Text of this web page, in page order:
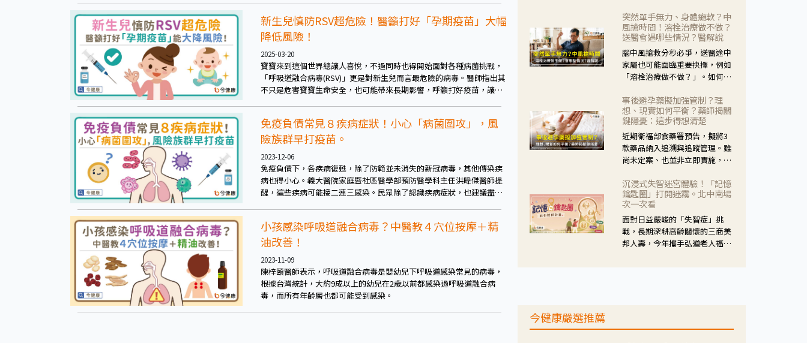
新生兒慎防RSV超危險！醫籲打好「孕期疫苗」大幅
降低風險！
2025-03-20
寶寶來到這個世界總讓人喜悅，不過同時也得開始面對各種病菌挑戰，
「呼吸道融合病毒(RSV)」更是對新生兒而言最危險的病毒。醫師指出其
不只是危害寶寶生命安全，也可能帶來長期影響，呼籲打好疫苗，讓寶
免疫負債常見８疾病症狀！小心「病菌圍攻」，風
險族群早打疫苗。
2023-12-06
免疫負債下，各疾病復甦，除了防範並未消失的新冠病毒，其他傳染疾
病也得小心。義大醫院家庭暨社區醫學部預防醫學科主任洪暐傑醫師提
醒，這些疾病可能接二連三感染。民眾除了認識疾病症狀，也建議盡早
小孩感染呼吸道融合病毒？中醫教４穴位按摩＋精
油改善！
2023-11-09
陳梓頤醫師表示，呼吸道融合病毒是嬰幼兒下呼吸道感染常見的病毒，
根據台灣統計，大約9成以上的幼兒在2歲以前都感染過呼吸道融合病
毒，而所有年齡層也都可能受到感染。
在重要。社團法人台灣自我照護
產業協會 提出「非處方藥正確使
用」與「藥師給力」，鼓勵民眾
建立安全且正確的自我照護習
慣。
突然單手無力、身體癱軟？中
風搶時間！溶栓治療做不做？
送醫會遇哪些情況？醫解說
腦中風搶救分秒必爭，送醫途中
家屬也可能面臨重要抉擇，例如
「溶栓治療做不做？」。如何搶
會理事長陳龍醫師解說！
事後避孕藥擬加強管制？理
想、現實如何平衡？藥師揭關
鍵隱憂：這步得想清楚
近期衛福部食藥署預告，擬將3
款藥品納入追溯與追蹤管理。雖
尚未定案、也並非立即實施，不
人杰藥師表示，這三款藥物目
的、作用、風險各有不同，管制
與否所帶來的後許影響也不同，
可先了解其特性。
沉浸式失智迷宮體驗！「記憶
鑰匙圈」打開迷霧。北中南場
次一次看
面對日益嚴峻的「失智症」挑
戰，長期深耕高齡關懷的三商美
邦人壽，今年攜手弘道老人福利
生活挑戰。
今健康嚴選推薦